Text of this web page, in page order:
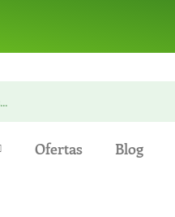
Ofertas Blog